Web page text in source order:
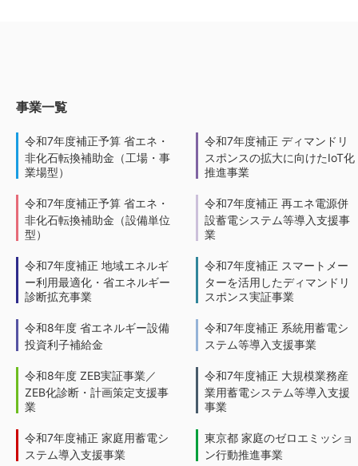
事業一覧
令和7年度補正予算 省エネ・
非化石転換補助金（工場・事
業場型）
令和7年度補正予算 省エネ・
非化石転換補助金（設備単位
型）
令和7年度補正 地域エネルギ
ー利用最適化・省エネルギー
診断拡充事業
令和8年度 省エネルギー設備
投資利子補給金
令和8年度 ZEB実証事業／
ZEB化診断・計画策定支援事
業
令和7年度補正 家庭用蓄電シ
ステム導入支援事業
令和7年度補正 ディマンドリ
スポンスの拡大に向けたIoT化
推進事業
令和7年度補正 再エネ電源併
設蓄電システム等導入支援事
業
令和7年度補正 スマートメー
ターを活用したディマンドリ
スポンス実証事業
令和7年度補正 系統用蓄電シ
ステム等導入支援事業
令和7年度補正 大規模業務産
業用蓄電システム等導入支援
事業
東京都 家庭のゼロエミッショ
ン行動推進事業